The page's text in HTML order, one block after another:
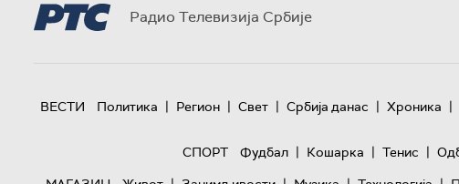
Радио Телевизија Србије
ВЕСТИ Политика | Регион | Свет | Србија данас | Хроника |
СПОРТ
Фудбал | Кошарка | Тенис |